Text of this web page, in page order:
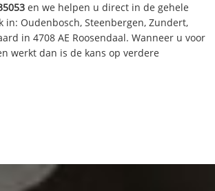
en we helpen u direct in de gehele
in: Oudenbosch, Steenbergen, Zundert,
in 4708 AE Roosendaal. Wanneer u voor
werkt dan is de kans op verdere